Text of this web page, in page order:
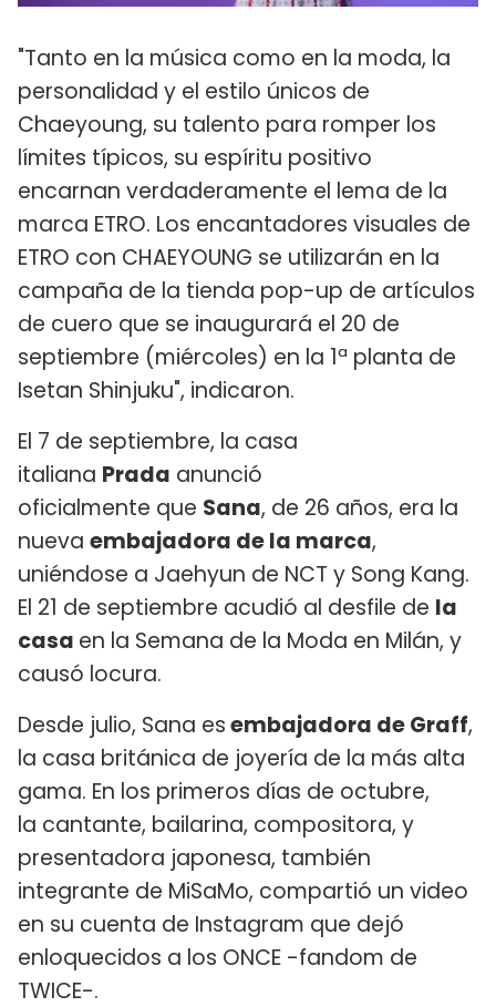
"Tanto en la música como en la moda, la
personalidad y el estilo únicos de
Chaeyoung, su talento para romper los
límites típicos, su espíritu positivo
encarnan verdaderamente el lema de la
marca ETRO. Los encantadores visuales de
ETRO con CHAEYOUNG se utilizarán en la
campaña de la tienda pop-up de artículos
de cuero que se inaugurará el 20 de
septiembre (miércoles) en la 1ª planta de
Isetan Shinjuku", indicaron.
El 7 de septiembre, la casa
italiana Prada anunció
oficialmente que Sana, de 26 años, era la
nueva embajadora de la marca,
uniéndose a Jaehyun de NCT y Song Kang.
El 21 de septiembre acudió al desfile de la
casa en la Semana de la Moda en Milán, y
causó locura.
Desde julio, Sana esembajadora de Graff,
la casa británica de joyería de la más alta
gama. En los primeros días de octubre,
la cantante, bailarina, compositora, y
presentadora japonesa, también
integrante de MiSaMo, compartió un video
en su cuenta de Instagram que dejó
enloquecidos a los ONCE -fandom de
TWICE-.